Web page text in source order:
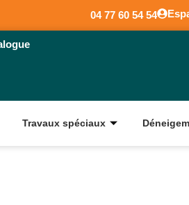
04 77 60 54 54
Travaux spéciaux